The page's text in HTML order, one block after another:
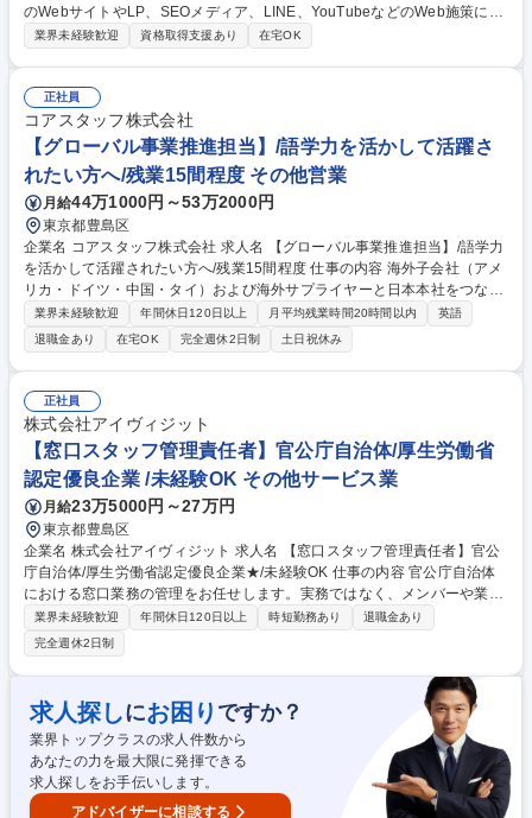
のWebサイトやLP、SEOメディア、LINE、YouTubeなどのWeb施策にお
ける進行管理・ディレクション業務をご担当いただきます。制作実務では
ン ■LINE（Lステップ）施策の進行管理 ■YouTubeコンテンツの制作進行
■各Web施策のPDCA推進・データ分析 ■レポート更新・数値集計（自動
化済） ■AIを活用した業務改善・自動化推進 等 募集職種 池袋【WEBディ
レクター】東証グロース上場/フルリモート可/残業20H◎
業界未経験歓迎 資格取得支援あり 在宅OK
正社員
コアスタッフ株式会社
【グローバル事業推進担当】/語学力を活かして活躍さ
れたい方へ/残業15間程度 その他営業
月給44万1000円～53万2000円
東京都豊島区
企業名 コアスタッフ株式会社 求人名 【グローバル事業推進担当】/語学力
を活かして活躍されたい方へ/残業15間程度 仕事の内容 海外子会社（アメ
リカ・ドイツ・中国・タイ）および海外サプライヤーと日本本社をつなぐ
グローバル事業推進をお任せ。海外拠点やサプライヤーとの関係構築を通
じて、当社のグローバルビジネス拡大を推進！ ■海外サプライヤーとの現
地語・または英語を使用した打ち合わせを定期的に行い、日本での拡販活
動 ■海外サプライヤーの来日時の顧客訪問アテンド：担当拠点が出展する
展示会へ行き、出展者としてのサポート。 ■担当海外拠点のサポート業
務：判断基準やルールをグローバルで統一し、統一した評価制度の導入を
推進・サポート。担当拠点の経営に関わる事項全般において、拠点長のサ
ポートをしてもらいます。 募集職種 【グローバル事業推進担当】/語学力
を活かして活躍されたい方へ/残業15間程度
業界未経験歓迎 年間休日120日以上 月平均残業時間20時間以内
英語
退職金あり
在宅OK 完全週休2日制 土日祝休み
正社員
株式会社アイヴィジット
【窓口スタッフ管理責任者】官公庁自治体/厚生労働省
認定優良企業 /未経験OK その他サービス業
月給23万5000円～27万円
東京都豊島区
企業名 株式会社アイヴィジット 求人名 【窓口スタッフ管理責任者】官公
庁自治体/厚生労働省認定優良企業★/未経験OK 仕事の内容 官公庁自治体
における窓口業務の管理をお任せします。実務ではなく、メンバーや業務
を取りまとめる運営・管理・推進業務が主な業務です。※入社後一定期間
は現場を知るため現場業務もお任せする可能性がございます ■マネジメン
ト業務：自治体・官公庁の窓口業務・コールセンター業務等の運営/業務を
行う契約社員スタッフを中心としたチームのマネジメント/KPI管理/オペレ
ーションの業務改善/採算管理等をお任せします。 ■営業業務：各企業様の
課題抽出から問題解決に向けて、当社のサービスを生かした企画立案から
提案(コンサルティング要素含む)からの運営までワンストップで担える(受
託)する為の重要な業務をお任せします。 募集職種 【窓口スタッフ管理責
任者】官公庁自治体/厚生労働省認定優良企業★/未経験OK
業界未経験歓迎 年間休日120日以上 時短勤務あり
退職金あり
完全週休2日制
求人探しにお困り ですか？
業界トップクラスの求人件数から
あなたの力を最大限に発揮できる
求人探しをお手伝いします。
アドバイザーに相談する